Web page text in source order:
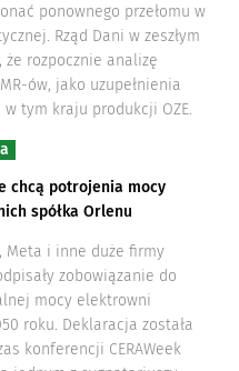
ponownego przełomu w
Rząd Dani w zeszłym
że rozpocznie analizę
ów, jako uzupełnienia
tym kraju produkcji OZE.
chcą potrojenia mocy
spółka Orlenu
Meta i inne duże firmy
zobowiązanie do
mocy elektrowni
roku. Deklaracja została
konferencji CERAWeek